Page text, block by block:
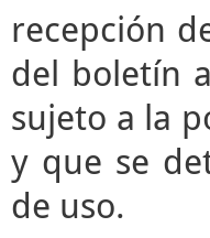
recepción
del boletín
sujeto a la
y que se
de uso.